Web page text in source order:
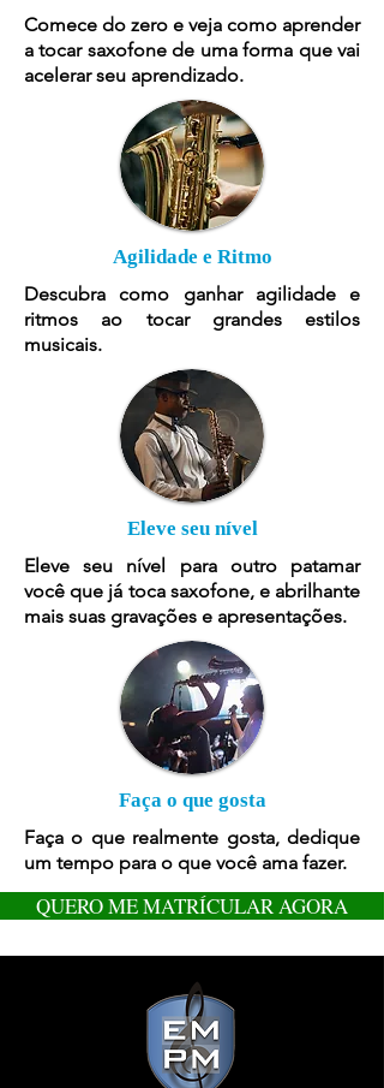
Comece do zero e veja como aprender
a tocar saxofone de uma forma que vai
acelerar seu aprendizado.
Agilidade e Ritmo
Descubra como ganhar agilidade e
ritmos ao tocar grandes estilos
musicais.
Eleve seu nível
Eleve seu nível para outro patamar
você que já toca saxofone, e abrilhante
mais suas gravações e apresentações.
Faça o que gosta
Faça o que realmente gosta, dedique
um tempo para o que você ama fazer.
QUERO ME MATRÍCULAR AGORA